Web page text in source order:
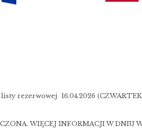
rezerwowej 16.04.2026
WIĘCEJ INFORMACJI W DNIU